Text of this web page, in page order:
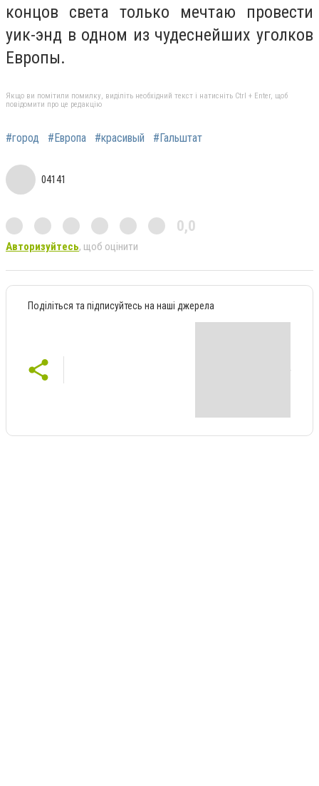
концов света только мечтаю провести
уик-энд в одном из чудеснейших уголков
Европы.
Якщо ви помітили помилку, виділіть необхідний текст і натисніть Ctrl + Enter, щоб
повідомити про це редакцію
#город #Европа #красивый #Гальштат
04141
0,0
Авторизуйтесь, щоб оцінити
Поділіться та підписуйтесь на наші джерела